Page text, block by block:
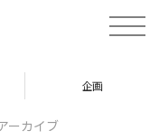
toggle
企画
ーカイブ